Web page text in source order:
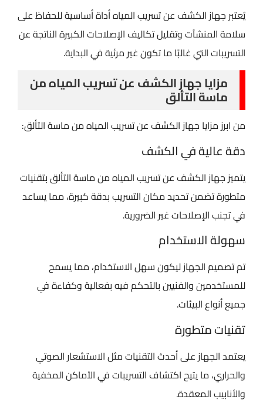
يُعتبر جهاز الكشف عن تسريب المياه أداة أساسية للحفاظ على
سلامة المنشآت وتقليل تكاليف الإصلاحات الكبيرة الناتجة عن
التسريبات التي غالبًا ما تكون غير مرئية في البداية.
مزايا جهاز الكشف عن تسريب المياه من
ماسة التألق
من ابرز مزايا جهاز الكشف عن تسريب المياه من ماسة التألق:
دقة عالية في الكشف
يتميز جهاز الكشف عن تسريب المياه من ماسة التألق بتقنيات
متطورة تضمن تحديد مكان التسريب بدقة كبيرة، مما يساعد
في تجنب الإصلاحات غير الضرورية.
سهولة الاستخدام
تم تصميم الجهاز ليكون سهل الاستخدام، مما يسمح
للمستخدمين والفنيين بالتحكم فيه بفعالية وكفاءة في
جميع أنواع البيئات.
تقنيات متطورة
يعتمد الجهاز على أحدث التقنيات مثل الاستشعار الصوتي
والحراري، ما يتيح اكتشاف التسريبات في الأماكن المخفية
والأنابيب المعقدة.